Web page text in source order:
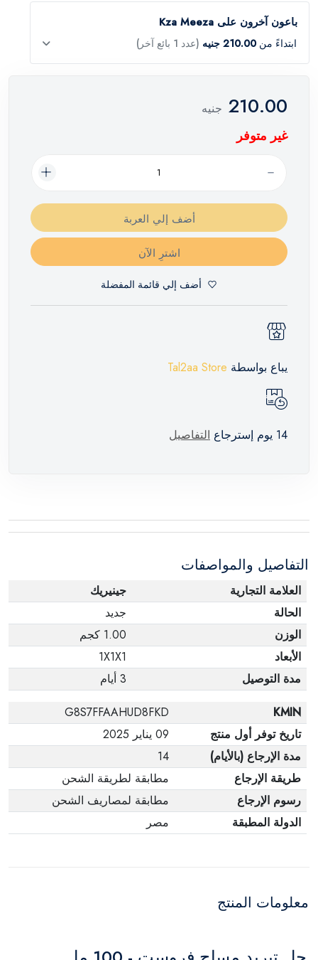
باعون آخرون على Kza Meeza
ابتداءً من 210.00 جنيه (عدد 1 بائع آخر)
210.00 جنيه
غير متوفر
أضف إلي العربة
اشترِ الآن
أضف إلي قائمة المفضلة
يباع بواسطة Tal2aa Store
14 يوم إسترجاع التفاصيل
التفاصيل والمواصفات
العلامة التجارية
جينيريك
الحالة
جديد
الوزن
1.00 كجم
الأبعاد
1X1X1
مدة التوصيل
3 أيام
KMIN
G8S7FFAAHUD8FKD
تاريخ توفر أول منتج
09 يناير 2025
مدة الإرجاع (بالأيام)
14
طريقة الإرجاع
مطابقة لطريقة الشحن
رسوم الإرجاع
مطابقة لمصاريف الشحن
الدولة المطبقة
مصر
معلومات المنتج